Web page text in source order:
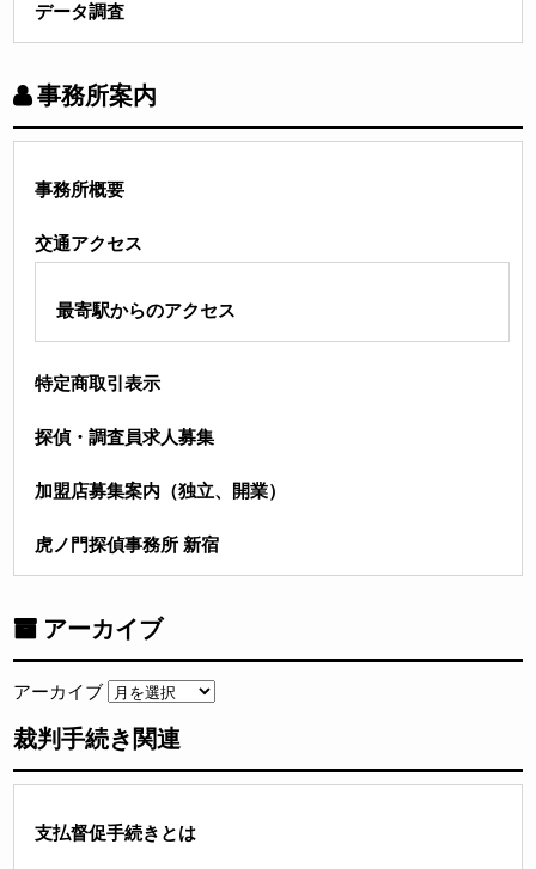
データ調査
事務所案内
事務所概要
交通アクセス
最寄駅からのアクセス
特定商取引表示
探偵・調査員求人募集
加盟店募集案内（独立、開業）
虎ノ門探偵事務所 新宿
アーカイブ
アーカイブ
裁判手続き関連
支払督促手続きとは